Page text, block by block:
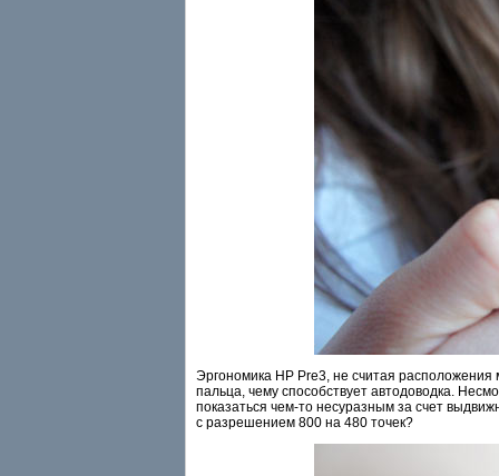
Эргономика HP Pre3, не считая
пальца, чему способствует автодоводка.
показаться чем-то несуразным за счет
с разрешением 800 на 480 точек?